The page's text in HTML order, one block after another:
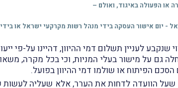
או הפעולה באיגוד, ואולם –
לעניין תשלום דמי ההיוון, דהיינו על-פי
19(3) לחוק מיסוי מקרקעין חלה גם על מישור בעלי המניות,
הפיתוח או שולמו דמי ההיוון בפועל.